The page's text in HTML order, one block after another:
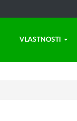
VLASTNOSTI